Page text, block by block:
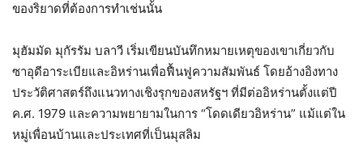
ของริยาดที่ต้องการทำเช่นนั้น
มุฮัมมัด มุกัรรัม บลาวี เริ่มเขียนบันทึกหมายเหตุของเขาเกี่ยวกับ
ซาอุดีอาระเบียและอิหร่านเพื่อฟื้นฟูความสัมพันธ์ โดยอ้างอิงทาง
ประวัติศาสตร์ถึงแนวทางเชิงรุกของสหรัฐฯ ที่มีต่ออิหร่านตั้งแต่ปี
ค.ศ. 1979 และความพยายามในการ “โดดเดียวอิหร่าน” แม้แต่ใน
หมู่เพื่อนบ้านและประเทศที่เป็นมุสลิม